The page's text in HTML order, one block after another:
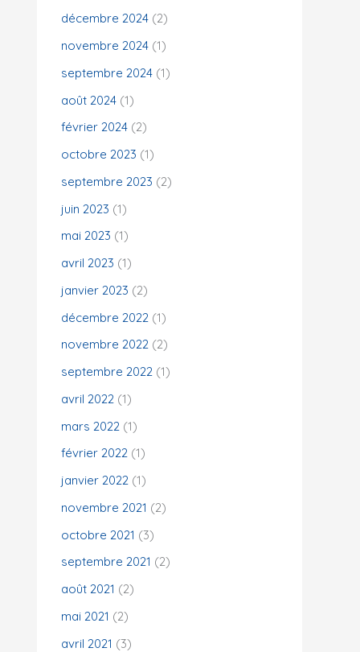
décembre 2024 (2)
novembre 2024 (1)
septembre 2024 (1)
août 2024 (1)
février 2024 (2)
octobre 2023 (1)
septembre 2023 (2)
juin 2023 (1)
mai 2023 (1)
avril 2023 (1)
janvier 2023 (2)
décembre 2022 (1)
novembre 2022 (2)
septembre 2022 (1)
avril 2022 (1)
mars 2022 (1)
février 2022 (1)
janvier 2022 (1)
novembre 2021 (2)
octobre 2021 (3)
septembre 2021 (2)
août 2021 (2)
mai 2021 (2)
avril 2021 (3)